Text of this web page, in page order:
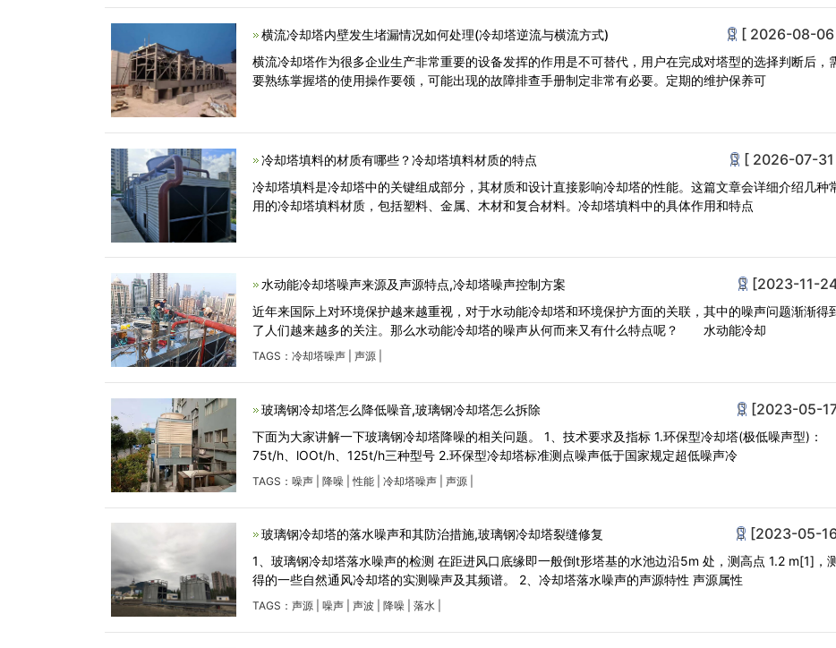
横流冷却塔内壁发生堵漏情况如何处理(冷却塔逆流与横流方式) [ 2026-08-
横流冷却塔作为很多企业生产非常重要的设备发挥的作用是不可替代，用户在完成对塔型的选择判断后，
要熟练掌握塔的使用操作要领，可能出现的故障排查手册制定非常有必要。定期的维护保养可
冷却塔填料的材质有哪些？冷却塔填料材质的特点 [ 2026-07-
冷却塔填料是冷却塔中的关键组成部分，其材质和设计直接影响冷却塔的性能。这篇文章会详细介绍几种
用的冷却塔填料材质，包括塑料、金属、木材和复合材料。冷却塔填料中的具体作用和特点
水动能冷却塔噪声来源及声源特点,冷却塔噪声控制方案 [2023-11-
近年来国际上对环境保护越来越重视，对于水动能冷却塔和环境保护方面的关联，其中的噪声问题渐渐得
了人们越来越多的关注。那么水动能冷却塔的噪声从何而来又有什么特点呢？ 水动能冷却
TAGS： 冷却塔噪声 声源
玻璃钢冷却塔怎么降低噪音,玻璃钢冷却塔怎么拆除 [2023-05-
下面为大家讲解一下玻璃钢冷却塔降噪的相关问题。 1、技术要求及指标 1.环保型冷却塔(极低噪声型)：
75t/h、lOOt/h、125t/h三种型号 2.环保型冷却塔标准测点噪声低于国家规定超低噪声冷
TAGS： 噪声 降噪 |性能 冷却塔噪声 声源
玻璃钢冷却塔的落水噪声和其防治措施,玻璃钢冷却塔裂缝修复 [2023-05-
1、玻璃钢冷却塔落水噪声的检测 在距进风口底缘即一般倒t形塔基的水池边沿5m 处，测高点 1.2 m[1]，
得的一些自然通风冷却塔的实测噪声及其频谱。 2、冷却塔落水噪声的声源特性 声源属性
TAGS： 声源 噪声 声波 降噪 落水